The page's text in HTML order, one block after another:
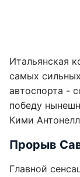
Итальянская
самых
автоспорта -
победу
Кими
Прорыв
Главной